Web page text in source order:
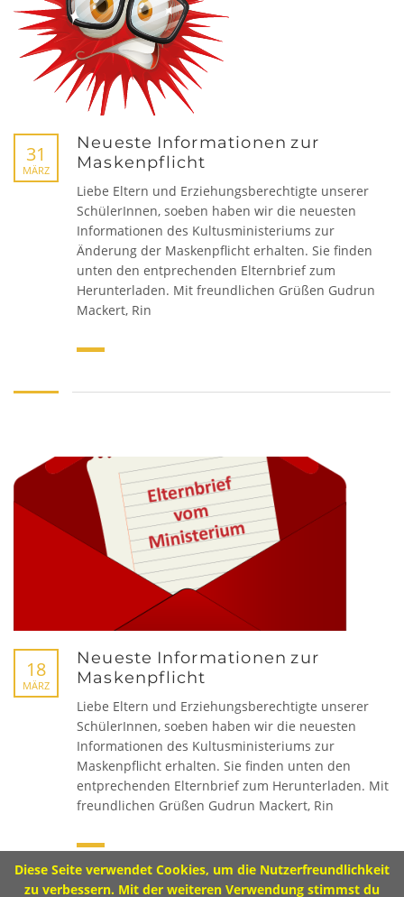
31
MÄRZ
Neueste Informationen zur
Maskenpflicht
Liebe Eltern und Erziehungsberechtigte unserer
SchülerInnen, soeben haben wir die neuesten
Informationen des Kultusministeriums zur
Änderung der Maskenpflicht erhalten. Sie finden
unten den entprechenden Elternbrief zum
Herunterladen. Mit freundlichen Grüßen Gudrun
Mackert, Rin
18
MÄRZ
Neueste Informationen zur
Maskenpflicht
Liebe Eltern und Erziehungsberechtigte unserer
SchülerInnen, soeben haben wir die neuesten
Informationen des Kultusministeriums zur
Maskenpflicht erhalten. Sie finden unten den
entprechenden Elternbrief zum Herunterladen. Mit
freundlichen Grüßen Gudrun Mackert, Rin
Weinbergstr. 18,
96231 Bad Staffelstein - Unnersdorf
Tel 09573 - 340 104
Fax 09573 - 340 103
SCHULHAUS FRAUENDORF
Frauendorf 31,
96231 Bad Staffelstein-Frauendorf
Tel 09573 - 6586
Fax 09573 – 8990137
SCHULHAUS UETZING
SCHULHAUS GRUNDFELD
Hauptverwaltung:
96231 Bad Staffelstein-Grundfeld
Tel 09571 – 2082
Fax 09571 – 755870
Sekretariat
Montag 8.00 – 12.00 Uhr
Dienstag 10.00 – 13.00 Uhr
Mittwoch 8.00 – 11.30 Uhr
Donnerstag 8.00 – 12.00 Uhr
Impressum
Diese Seite verwendet Cookies, um die Nutzerfreundlichkeit
zu verbessern. Mit der weiteren Verwendung stimmst du